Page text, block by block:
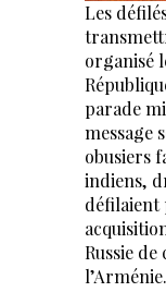
Les
organisé
parade
message
obusiers
indiens,
défilaient
Russie
l’Arménie.